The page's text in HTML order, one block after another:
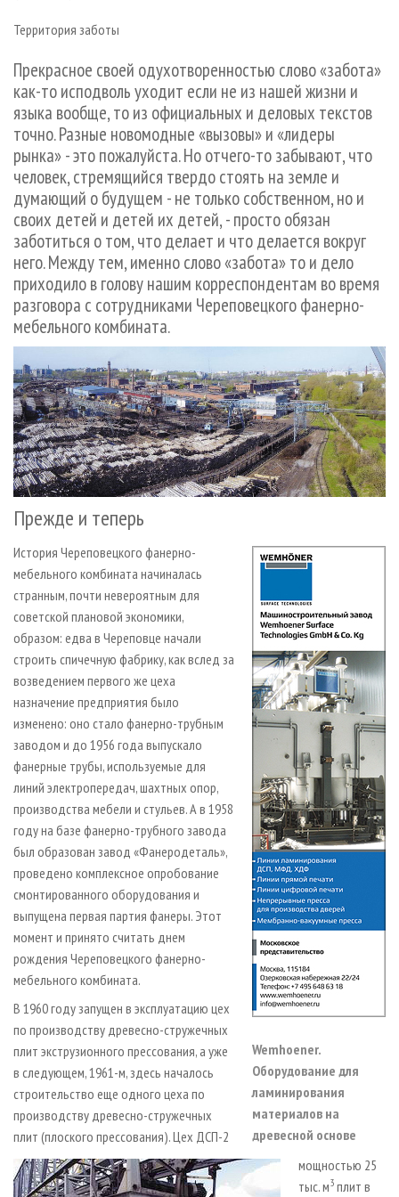
ПРОИЗВОДСТВО ДРЕВЕСНЫХ ПЛИТ
ДЕРЕВЯННОЕ ДОМОСТРОЕНИЕ
ПРОИЗВОДСТВО МЕБЕЛИ
БИОЭНЕРГЕТИКА
ЦБП
ИНСТРУМЕНТ И МАТЕРИАЛЫ
МОБИЛЬНЫЕ ВЫСТАВКИ
ОФИЦИАЛЬНЫЕ ДЕЛЕГАЦИИ
ПРИОРИТЕТНЫЕ ИНВЕСТПРОЕКТЫ
RUSSIAN FORESTRY REVIEW
ГАЗЕТА ЛЕСПРОМФОРУМ
БИБЛИОТЕКА СПЕЦИАЛИСТА
Территория заботы
Прекрасное своей одухотворенностью слово «забота»
как-то исподволь уходит если не из нашей жизни и
языка вообще, то из официальных и деловых текстов
точно. Разные новомодные «вызовы» и «лидеры
рынка» - это пожалуйста. Но отчего-то забывают, что
человек, стремящийся твердо стоять на земле и
думающий о будущем - не только собственном, но и
своих детей и детей их детей, - просто обязан
заботиться о том, что делает и что делается вокруг
него. Между тем, именно слово «забота» то и дело
приходило в голову нашим корреспондентам во время
разговора с сотрудниками Череповецкого фанерно-
мебельного комбината.
Прежде и теперь
Wemhoener.
Оборудование для
ламинирования
материалов на
древесной основе
История Череповецкого фанерно-
мебельного комбината начиналась
странным, почти невероятным для
советской плановой экономики,
образом: едва в Череповце начали
строить спичечную фабрику, как вслед за
возведением первого же цеха
назначение предприятия было
изменено: оно стало фанерно-трубным
заводом и до 1956 года выпускало
фанерные трубы, используемые для
линий электропередач, шахтных опор,
производства мебели и стульев. А в 1958
году на базе фанерно-трубного завода
был образован завод «Фанеродеталь»,
проведено комплексное опробование
смонтированного оборудования и
выпущена первая партия фанеры. Этот
момент и принято считать днем
рождения Череповецкого фанерно-
мебельного комбината.
В 1960 году запущен в эксплуатацию цех
по производству древесно-стружечных
плит экструзионного прессования, а уже
в следующем, 1961-м, здесь началось
строительство еще одного цеха по
производству древесно-стружечных
плит (плоского прессования). Цех ДСП-2
мощностью 25
тыс. м3 плит в